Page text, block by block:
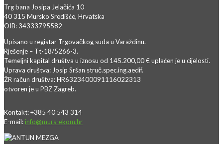
Trg bana Josipa Jelačića 10
40 315 Mursko Središće, Hrvatska
OIB: 34333795582
Upisano u registar Trgovačkog suda u Varaždinu.
Rješenje – Tt-18/5266-3.
Temeljni kapital društva u iznosu od 145.200,00 € uplaćen je u cijelosti.
Uprava društva: Josip Sršan struč.spec.ing.aedif.
ŽR račun društva: HR6323400091116022313
otvoren je u PBZ Zagreb.
Kontakt: +385 40 543 314
E-mail: info@murs-ekom.hr